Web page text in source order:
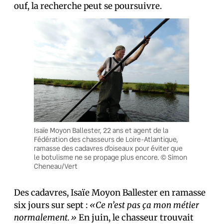
ouf, la recherche peut se poursuivre.
Isaïe Moyon Ballester, 22 ans et agent de la
Fédération des chasseurs de Loire-Atlantique,
ramasse des cadavres d’oiseaux pour éviter que
le botulisme ne se propage plus encore. © Simon
Cheneau/Vert
Des cadavres, Isaïe Moyon Ballester en ramasse
six jours sur sept : «Ce n’est pas ça mon métier
normalement.» En juin, le chasseur trouvait